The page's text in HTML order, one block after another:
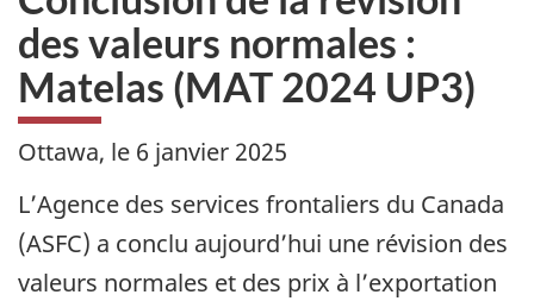
des valeurs normales :
Matelas (MAT 2024 UP3)
Ottawa, le 6 janvier 2025
L’Agence des services frontaliers du Canada
(ASFC) a conclu aujourd’hui une révision des
valeurs normales et des prix à l’exportation